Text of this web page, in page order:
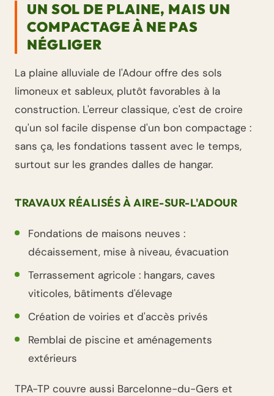
UN SOL DE PLAINE, MAIS UN
COMPACTAGE À NE PAS
NÉGLIGER
La plaine alluviale de l'Adour offre des sols
limoneux et sableux, plutôt favorables à la
construction. L'erreur classique, c'est de croire
qu'un sol facile dispense d'un bon compactage :
sans ça, les fondations tassent avec le temps,
surtout sur les grandes dalles de hangar.
TRAVAUX RÉALISÉS À AIRE-SUR-L'ADOUR
Fondations de maisons neuves :
décaissement, mise à niveau, évacuation
Terrassement agricole : hangars, caves
viticoles, bâtiments d'élevage
Création de voiries et d'accès privés
Remblai de piscine et aménagements
extérieurs
TPA-TP couvre aussi Barcelonne-du-Gers et